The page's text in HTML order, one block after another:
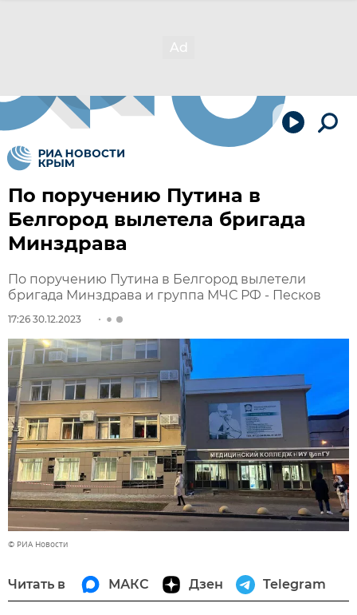
По поручению Путина в
Белгород вылетела бригада
Минздрава
По поручению Путина в Белгород вылетели
бригада Минздрава и группа МЧС РФ - Песков
17:26 30.12.2023
© РИА Новости
Читать в МАКС Дзен Telegram